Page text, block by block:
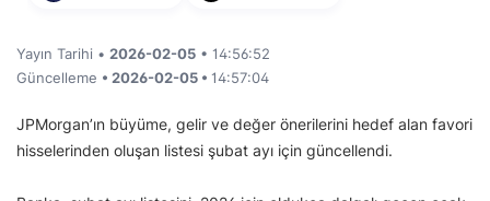
Yayın Tarihi • 2026-02-05 • 14:56:52
Güncelleme • 2026-02-05 • 14:57:04
JPMorgan’ın büyüme, gelir ve değer önerilerini hedef alan favori
hisselerinden oluşan listesi şubat ayı için güncellendi.